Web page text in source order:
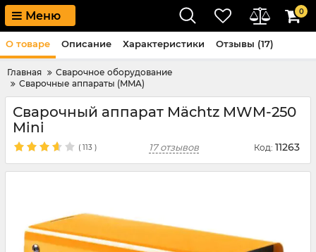
Меню 0
Главная
Сварочное оборудование
Сварочные аппараты (MMA)
Сварочный аппарат Mächtz MWM-250
Mini
( 113 ) 17 отзывов Код: 11263
О товаре Описание Характеристики Отзывы (17)